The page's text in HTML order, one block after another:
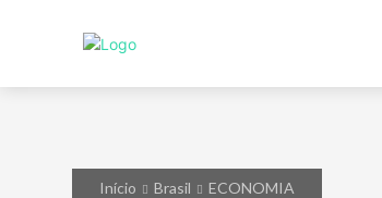
Início Brasil ECONOMIA